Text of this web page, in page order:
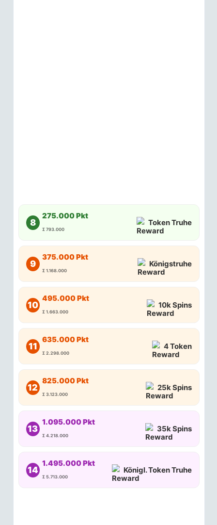
8
275.000 Pkt
Σ 793.000
Token Truhe
9
375.000 Pkt
Σ 1.168.000
Königstruhe
10
495.000 Pkt
Σ 1.663.000
10k Spins
11
635.000 Pkt
Σ 2.298.000
4 Token
12
825.000 Pkt
Σ 3.123.000
25k Spins
13
1.095.000 Pkt
Σ 4.218.000
35k Spins
14
1.495.000 Pkt
Σ 5.713.000
Königl. Token Truhe